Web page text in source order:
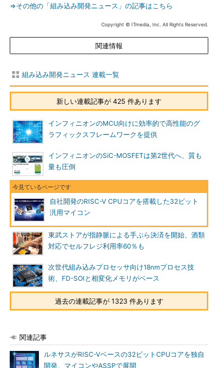
⇒その他の「組み込み開発ニュース」の記事はこちら
Copyright © ITmedia, Inc. All Rights Reserved.
関連情報
組み込み開発ニュース 連載一覧
新しい連載記事が 425 件あります
インフィニオンのMCU向けに効率的で高性能のグ
ラフィックスフレームワークを提供
インフィニオンのSiC-MOSFETは第2世代へ、質も
量も圧倒
自社開発のRISC-V CPUコアを搭載した32ビット
汎用マイコン
東武ストアが指静脈による手ぶら決済を開始、酒類
対応でセルフレジ利用率60％も
次世代組み込みプロセッサ向け18nmプロセス技
術、FD-SOIと相変化メモリがベース
過去の連載記事が 1323 件あります
関連記事
ルネサスがRISC-Vベースの32ビットCPUコアを独自
開発、マイコンやASSPで展開